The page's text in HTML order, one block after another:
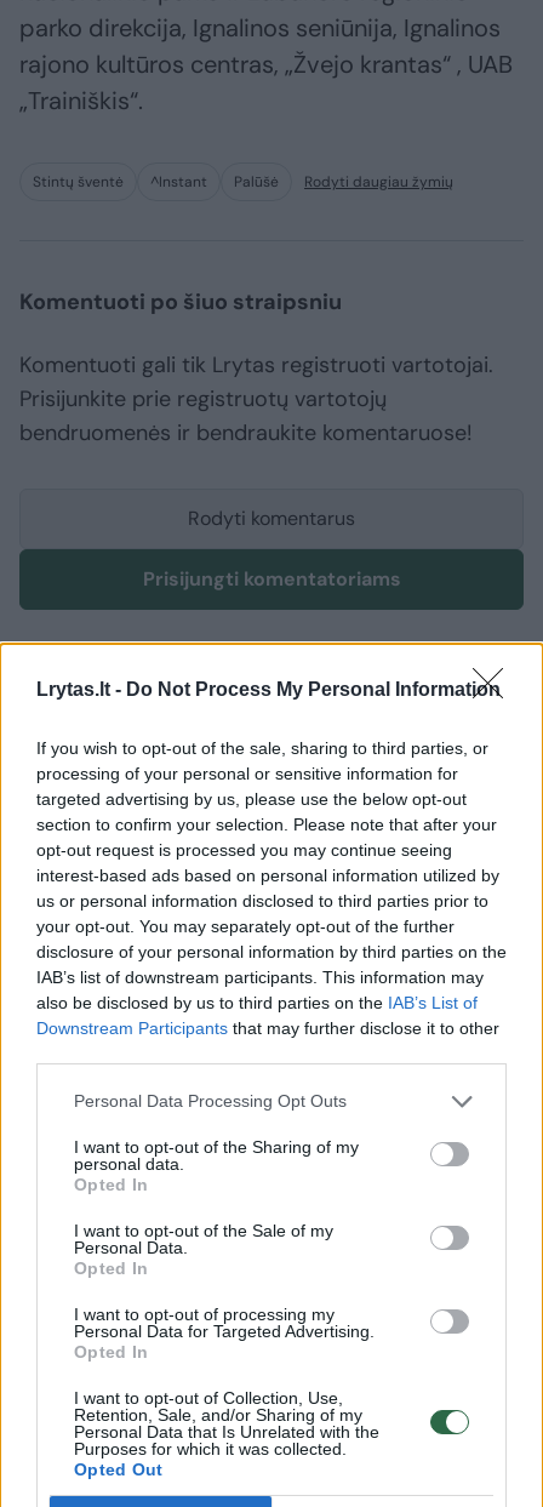
Lrytas.lt - Do Not Process My Personal Information
If you wish to opt-out of the sale, sharing to third parties, or
processing of your personal or sensitive information for
targeted advertising by us, please use the below opt-out
section to confirm your selection. Please note that after your
opt-out request is processed you may continue seeing
interest-based ads based on personal information utilized by
us or personal information disclosed to third parties prior to
your opt-out. You may separately opt-out of the further
disclosure of your personal information by third parties on the
IAB’s list of downstream participants. This information may
also be disclosed by us to third parties on the IAB’s List of
Downstream Participants that may further disclose it to other
Personal Data Processing Opt Outs
I want to opt-out of the Sharing of my
personal data.
Opted In
I want to opt-out of the Sale of my
Personal Data.
Opted In
I want to opt-out of processing my
Personal Data for Targeted Advertising.
Opted In
I want to opt-out of Collection, Use,
Retention, Sale, and/or Sharing of my
Personal Data that Is Unrelated with the
Purposes for which it was collected.
Opted Out
parko direkcija, Ignalinos seniūnija, Ignalinos
rajono kultūros centras, „Žvejo krantas“ , UAB
„Trainiškis“.
Stintų šventė ^Instant Palūšė Rodyti daugiau žymių
Komentuoti po šiuo straipsniu
Komentuoti gali tik Lrytas registruoti vartotojai.
Prisijunkite prie registruotų vartotojų
bendruomenės ir bendraukite komentaruose!
Rodyti komentarus
Prisijungti komentatoriams
Kultūra Meno pulsas
„iPhone“ užfiksuota Ričardo
Jarmalavičiaus nuotrauka –
pasaulio TOP 25(5)
2026 m. rugpjūčio 4 d. 11:48
Lrytas.lt
Mobiliuoju telefonu užfiksuotas žinomo
Lietuvos komunikacijos eksperto ir
fotografo Ričardo Jarmalavičiaus kadras
išrinktas tarp 25 geriausių pasaulyje
vienspalvių nuotraukų, skelbia prestižinis